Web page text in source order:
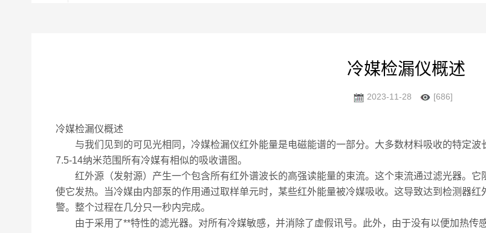
冷媒检漏仪概述
2023-11-28 [686]
冷媒检漏仪概述
与我们见到的可见光相同，冷媒检漏仪红外能量是电磁能谱的一部分。大多数材料吸收的特定波
7.5-14纳米范围所有冷媒有相似的吸收谱图。
红外源（发射源）产生一个包含所有红外谱波长的高强读能量的束流。这个束流通过滤光器。它
使它发热。当冷媒由内部泵的作用通过取样单元时，某些红外能量被冷媒吸收。这导致达到检测器
警。整个过程在几分只一秒内完成。
由于采用了**特性的滤光器。对所有冷媒敏感，并消除了虚假讯号。此外，由于没有以便加热传